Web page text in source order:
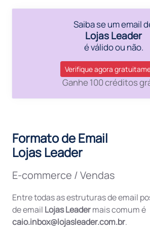
Saiba se um email
Lojas Leader
é válido ou não.
Verifique agora
Ganhe 100 créditos
Formato de Email
Lojas Leader
E-commerce / Vendas
Entre todas as estruturas de email
de email Lojas Leadermais comum é
caio.inbox@lojasleader.com.br.